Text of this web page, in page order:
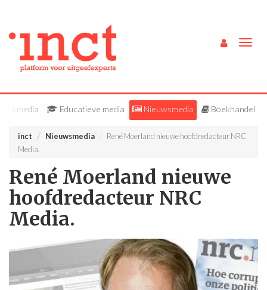
Vakmedia Educatieve media Nieuwsmedia Boekhandel
inct Nieuwsmedia
René Moerland nieuwe hoofdredacteur NRC
Media.
René Moerland nieuwe
hoofdredacteur NRC
Media.